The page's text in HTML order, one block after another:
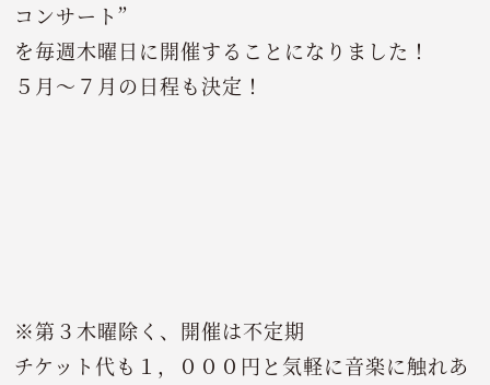
コンサート”
を毎週木曜日に開催することになりました！
５月～７月の日程も決定！
※第３木曜除く、開催は不定期
チケット代も１，０００円と気軽に音楽に触れあ